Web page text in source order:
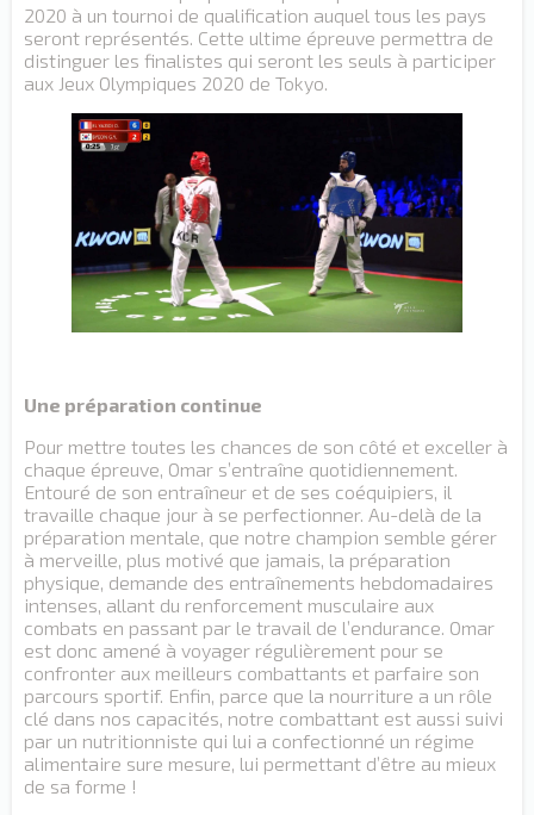
2020 à un tournoi de qualification auquel tous les pays
seront représentés. Cette ultime épreuve permettra de
distinguer les finalistes qui seront les seuls à participer
aux Jeux Olympiques 2020 de Tokyo.
Une préparation continue
Pour mettre toutes les chances de son côté et exceller à
chaque épreuve, Omar s’entraîne quotidiennement.
Entouré de son entraîneur et de ses coéquipiers, il
travaille chaque jour à se perfectionner. Au-delà de la
préparation mentale, que notre champion semble gérer
à merveille, plus motivé que jamais, la préparation
physique, demande des entraînements hebdomadaires
intenses, allant du renforcement musculaire aux
combats en passant par le travail de l’endurance. Omar
est donc amené à voyager régulièrement pour se
confronter aux meilleurs combattants et parfaire son
parcours sportif. Enfin, parce que la nourriture a un rôle
clé dans nos capacités, notre combattant est aussi suivi
par un nutritionniste qui lui a confectionné un régime
alimentaire sure mesure, lui permettant d’être au mieux
de sa forme !